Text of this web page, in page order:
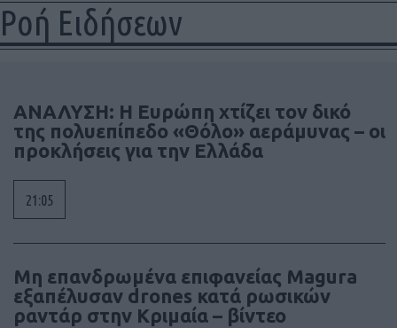
Ροή Ειδήσεων
ΑΝΑΛΥΣΗ: Η Ευρώπη χτίζει τον δικό
της πολυεπίπεδο «Θόλο» αεράμυνας – οι
προκλήσεις για την Ελλάδα
21:05
Μη επανδρωμένα επιφανείας Magura
εξαπέλυσαν drones κατά ρωσικών
ραντάρ στην Κριμαία – βίντεο